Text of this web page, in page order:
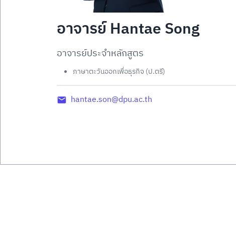
อาจารย์ Hantae Song
อาจารย์ประจำหลักสูตร
ภาษาตะวันออกเพื่อธุรกิจ (ป.ตรี)
hantae.son@dpu.ac.th